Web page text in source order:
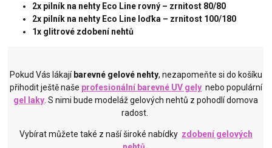
2x pilník na nehty Eco Line rovný – zrnitost 80/80
2x pilník na nehty Eco Line loďka – zrnitost 100/180
1x glitrové zdobení nehtů
Pokud Vás lákají barevné gelové nehty, nezapomeňte si do košíku
přihodit ještě naše profesionální barevné UV gely nebo populární
gel laky . S nimi bude modeláž gelových nehtů z pohodlí domova
radost.
Vybírat můžete také z naší široké nabídky zdobení gelových